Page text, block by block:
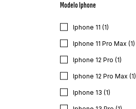
Modelo Iphone
Iphone 11 (1)
Iphone 11 Pro Max (1)
Iphone 12 Pro (1)
Iphone 12 Pro Max (1)
Iphone 13 (1)